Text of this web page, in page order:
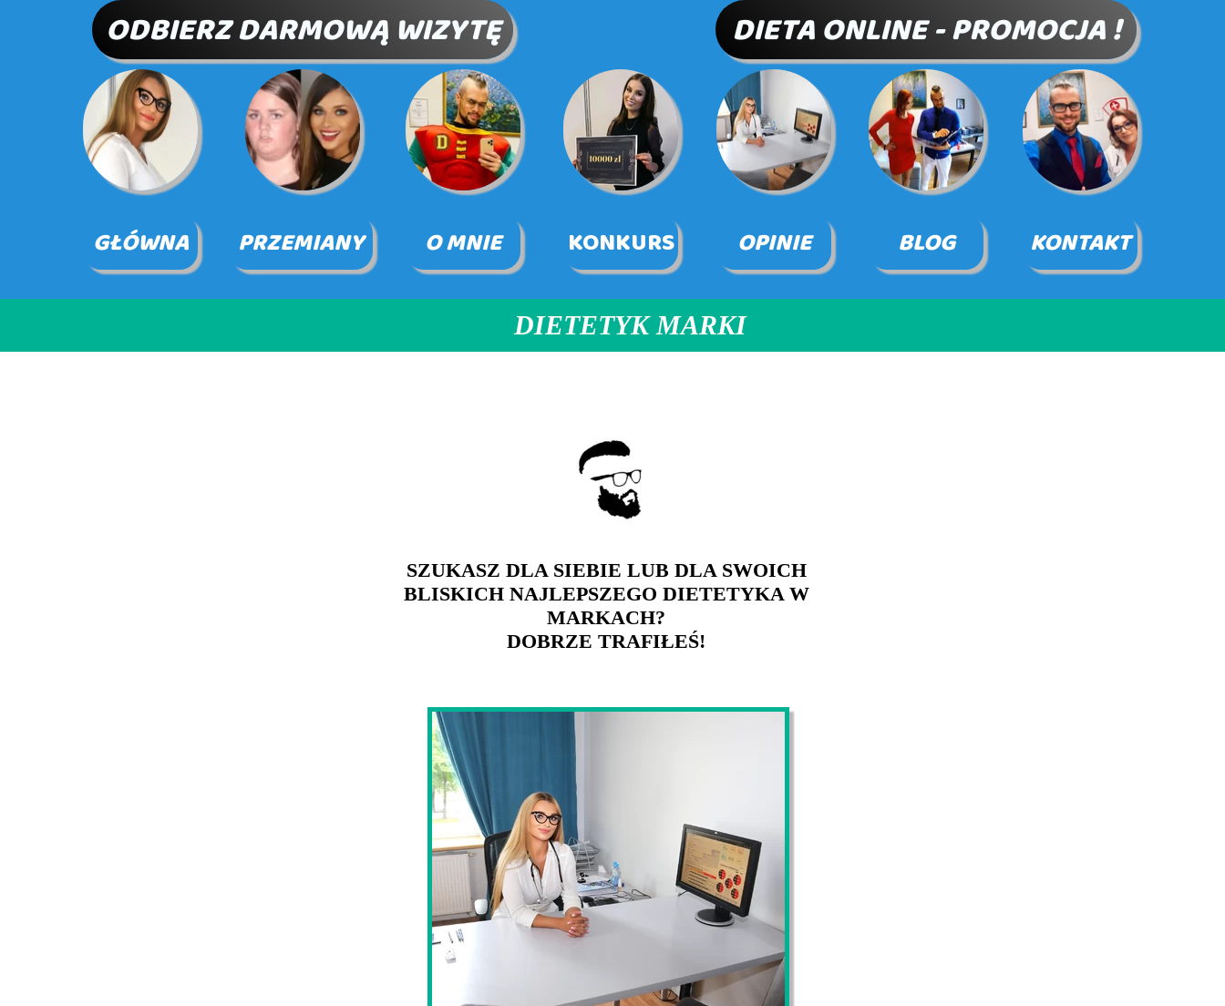
DIETA ONLINE - PROMOCJA !
ODBIERZ DARMOWĄ WIZYTĘ
O MNIE KONTAKT
GŁÓWNA PRZEMIANY BLOG
OPINIE
KONKURS
SZUKASZ DLA SIEBIE LUB DLA SWOICH
BLISKICH NAJLEPSZEGO DIETETYKA W
MARKACH?
DOBRZE TRAFIŁEŚ!
DIETETYK MARKI